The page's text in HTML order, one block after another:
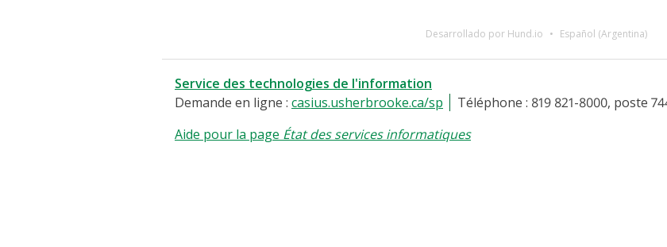
Desarrollado por Hund.io Español (Argentina)
Service des technologies de l'information
Demande en ligne : casius.usherbrooke.ca/sp
Téléphone : 819 821-8000, poste
Aide pour la page État des services informatiques